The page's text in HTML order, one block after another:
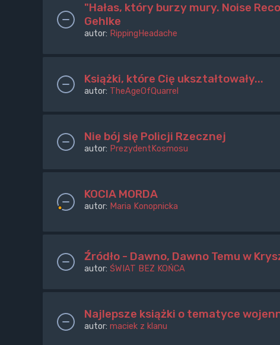
"Hałas, który burzy mury. Noise
Gehlke
autor: RippingHeadache
Książki, które Cię ukształtowały...
autor: TheAgeOfQuarrel
Nie bój się Policji Rzecznej
autor: PrezydentKosmosu
KOCIA MORDA
autor: Maria Konopnicka
Źródło - Dawno, Dawno Temu w
autor: ŚWIAT BEZ KOŃCA
Najlepsze książki o tematyce
autor: maciek z klanu